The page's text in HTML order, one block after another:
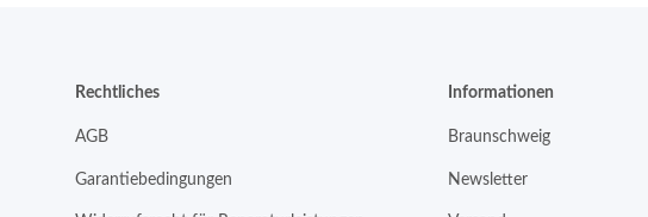
Rechtliches
AGB
Garantiebedingungen
Informationen
Braunschweig
Newsletter